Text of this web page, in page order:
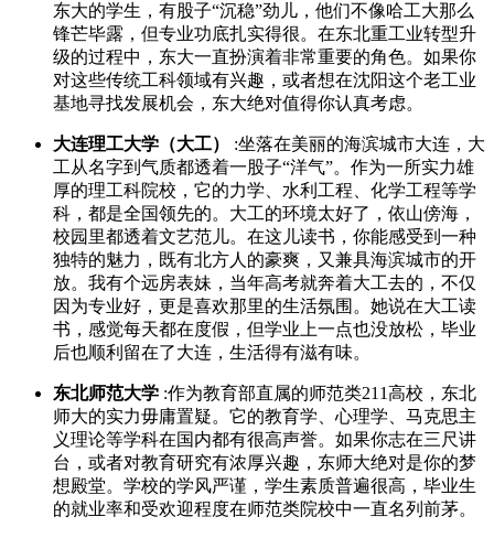
东大的学生，有股子“沉稳”劲儿，他们不像哈工大那么
锋芒毕露，但专业功底扎实得很。在东北重工业转型升
级的过程中，东大一直扮演着非常重要的角色。如果你
对这些传统工科领域有兴趣，或者想在沈阳这个老工业
基地寻找发展机会，东大绝对值得你认真考虑。
大连理工大学（大工） :坐落在美丽的海滨城市大连，大
工从名字到气质都透着一股子“洋气”。作为一所实力雄
厚的理工科院校，它的力学、水利工程、化学工程等学
科，都是全国领先的。大工的环境太好了，依山傍海，
校园里都透着文艺范儿。在这儿读书，你能感受到一种
独特的魅力，既有北方人的豪爽，又兼具海滨城市的开
放。我有个远房表妹，当年高考就奔着大工去的，不仅
因为专业好，更是喜欢那里的生活氛围。她说在大工读
书，感觉每天都在度假，但学业上一点也没放松，毕业
后也顺利留在了大连，生活得有滋有味。
东北师范大学 :作为教育部直属的师范类211高校，东北
师大的实力毋庸置疑。它的教育学、心理学、马克思主
义理论等学科在国内都有很高声誉。如果你志在三尺讲
台，或者对教育研究有浓厚兴趣，东师大绝对是你的梦
想殿堂。学校的学风严谨，学生素质普遍很高，毕业生
的就业率和受欢迎程度在师范类院校中一直名列前茅。